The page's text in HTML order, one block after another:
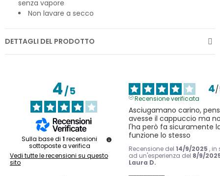
senza vapore
Non lavare a secco
DETTAGLI DEL PRODOTTO
4/5
Sulla base di 1 recensioni
sottoposte a verifica
Vedi tutte le recensioni su questo
sito
4/
Recensione verificata
Asciugamano carino,
avesse il cappuccio ma
l'ha però fa sicuramente
funzione lo stesso
Recensione del 14/9/2025 , in
ad un'esperienza del 8/9/
Laura D.